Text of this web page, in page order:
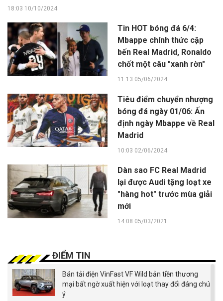
18:03 10/10/2024
Tin HOT bóng đá 6/4:
Mbappe chính thức cập
bến Real Madrid, Ronaldo
chốt một câu "xanh rờn"
11:13 05/06/2024
Tiêu điểm chuyển nhượng
bóng đá ngày 01/06: Ấn
định ngày Mbappe về Real
Madrid
10:03 02/06/2024
Dàn sao FC Real Madrid
lại được Audi tặng loạt xe
"hàng hot" trước mùa giải
mới
14:08 05/03/2021
ĐIỂM TIN
Bán tải điện VinFast VF Wild bản tiền thương
mại bất ngờ xuất hiện với loạt thay đổi đáng chú
ý